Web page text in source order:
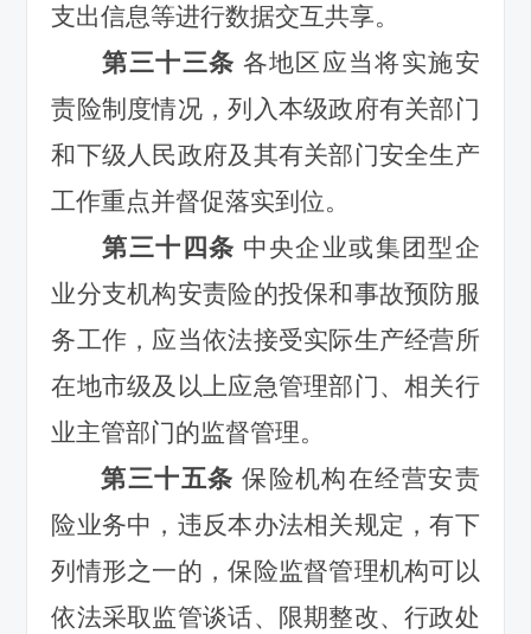
支出信息等进行数据交互共享。
第三十三条 各地区应当将实施安
责险制度情况，列入本级政府有关部门
和下级人民政府及其有关部门安全生产
工作重点并督促落实到位。
第三十四条 中央企业或集团型企
业分支机构安责险的投保和事故预防服
务工作，应当依法接受实际生产经营所
在地市级及以上应急管理部门、相关行
业主管部门的监督管理。
第三十五条 保险机构在经营安责
险业务中，违反本办法相关规定，有下
列情形之一的，保险监督管理机构可以
依法采取监管谈话、限期整改、行政处